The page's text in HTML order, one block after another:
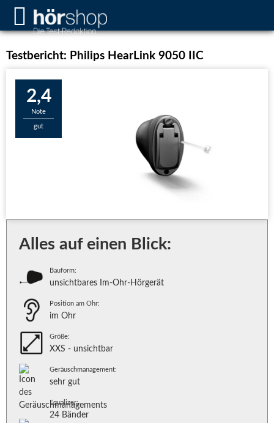
Testbericht: Philips HearLink 9050 IIC
2,4
Note
gut
Alles auf einen Blick:
Bauform:
unsichtbares Im-Ohr-Hörgerät
Position am Ohr:
im Ohr
Größe:
XXS - unsichtbar
Geräuschmanagement:
sehr gut
Equalizer:
24 Bänder